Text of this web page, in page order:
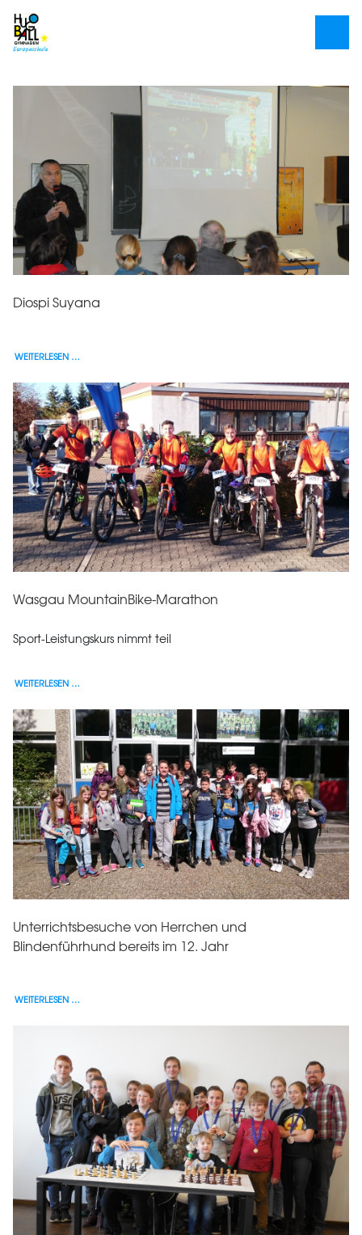
Diospi Suyana
WEITERLESEN …
Wasgau MountainBike-Marathon
Sport-Leistungskurs nimmt teil
WEITERLESEN …
Unterrichtsbesuche von Herrchen und
Blindenführhund bereits im 12. Jahr
WEITERLESEN …